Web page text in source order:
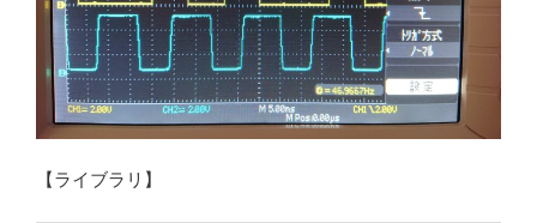
【ライブラリ】